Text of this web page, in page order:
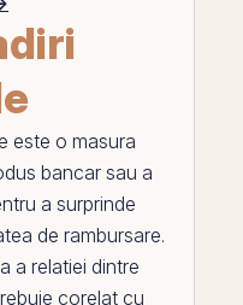
este o masura
bancar sau a
a surprinde
de rambursare.
a relatiei dintre
corelat cu